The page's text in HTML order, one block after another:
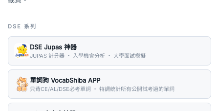
DSE 系列
DSE Jupas 神器
JUPAS 計分器 ・ 入學機會分析 ・ 大學面試模擬
單詞狗 VocabShiba APP
只背CE/AL/DSE必考單詞 ・ 特調統計所有公開試考過的單詞